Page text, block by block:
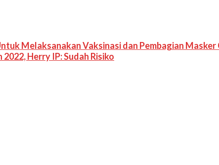
Melaksanakan Vaksinasi dan Pembagian Masker
Herry IP: Sudah Risiko